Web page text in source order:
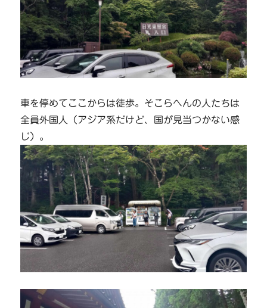
車を停めてここからは徒歩。そこらへんの人たちは
全員外国人（アジア系だけど、国が見当つかない感
じ）。